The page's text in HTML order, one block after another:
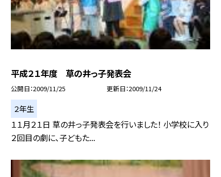
平成２１年度 草の井っ子発表会
公開日 2009/11/25 更新日 2009/11/24
２年生
１１月２１日 草の井っ子発表会を行いました！ 小学校に入り
２回目の劇に、子どもた...